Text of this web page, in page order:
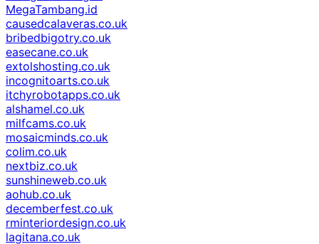
MegaTambang.id
causedcalaveras.co.uk
bribedbigotry.co.uk
easecane.co.uk
extolshosting.co.uk
incognitoarts.co.uk
itchyrobotapps.co.uk
alshamel.co.uk
milfcams.co.uk
mosaicminds.co.uk
colim.co.uk
nextbiz.co.uk
sunshineweb.co.uk
aohub.co.uk
decemberfest.co.uk
rminteriordesign.co.uk
lagitana.co.uk